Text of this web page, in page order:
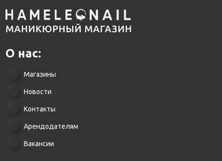
О нас:
Магазины
Новости
Контакты
Арендодателям
Вакансии